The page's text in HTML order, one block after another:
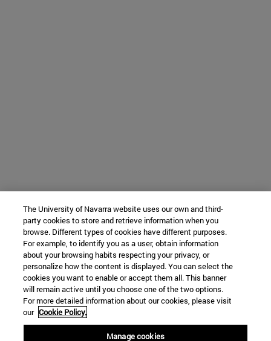
The University of Navarra website uses our own and third-
party cookies to store and retrieve information when you
browse. Different types of cookies have different purposes.
For example, to identify you as a user, obtain information
about your browsing habits respecting your privacy, or
personalize how the content is displayed. You can select the
cookies you want to enable or accept them all. This banner
will remain active until you choose one of the two options.
For more detailed information about our cookies, please visit
our Cookie Policy.
Manage cookies